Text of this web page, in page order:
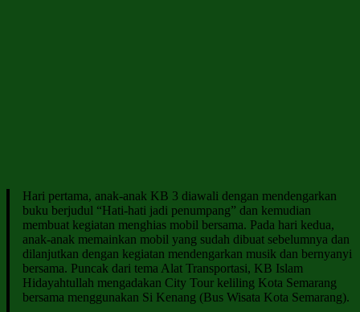
Hari pertama, anak-anak KB 3 diawali dengan mendengarkan
buku berjudul “Hati-hati jadi penumpang” dan kemudian
membuat kegiatan menghias mobil bersama. Pada hari kedua,
anak-anak memainkan mobil yang sudah dibuat sebelumnya dan
dilanjutkan dengan kegiatan mendengarkan musik dan bernyanyi
bersama. Puncak dari tema Alat Transportasi, KB Islam
Hidayahtullah mengadakan City Tour keliling Kota Semarang
bersama menggunakan Si Kenang (Bus Wisata Kota Semarang).